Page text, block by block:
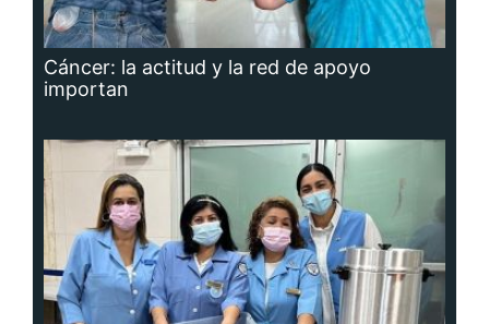
Cáncer: la actitud y la red de apoyo
importan